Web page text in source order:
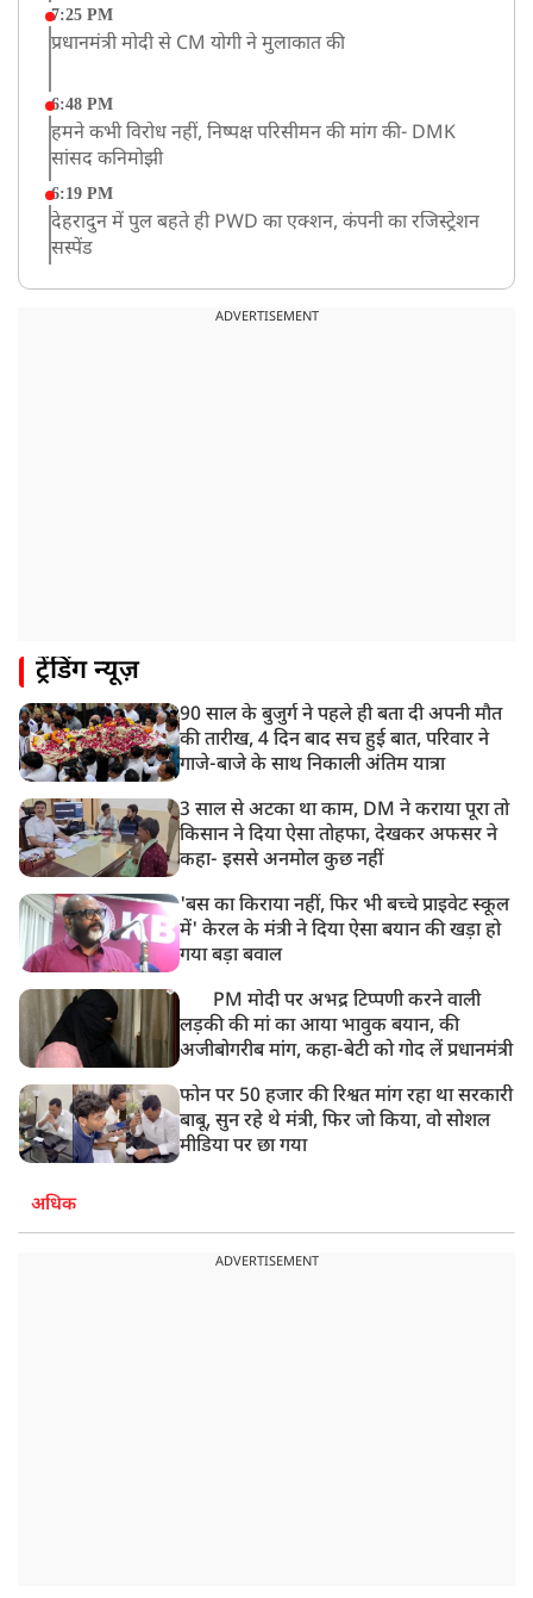
7:25 PM
प्रधानमंत्री मोदी से CM योगी ने मुलाकात की
6:48 PM
हमने कभी विरोध नहीं, निष्पक्ष परिसीमन की मांग की- DMK
सांसद कनिमोझी
6:19 PM
देहरादुन में पुल बहते ही PWD का एक्शन, कंपनी का रजिस्ट्रेशन
सस्पेंड
खराब मौसम की चेतावनी के कारण अमरनाथ यात्रा स्थगित
असम बाढ़: 13 जिलों में 15 लाख से ज्यादा लोग प्रभावित, मृतकों
10:21 AM
हिमाचल के चंबा में बड़ा सड़क हादसा, 7 यात्रियों की मौत; 11
घायल
ADVERTISEMENT
ट्रेंडिंग न्यूज़
90 साल के बुजुर्ग ने पहले ही बता दी अपनी मौत
की तारीख, 4 दिन बाद सच हुई बात, परिवार ने
गाजे-बाजे के साथ निकाली अंतिम यात्रा
3 साल से अटका था काम, DM ने कराया पूरा तो
किसान ने दिया ऐसा तोहफा, देखकर अफसर ने
कहा- इससे अनमोल कुछ नहीं
'बस का किराया नहीं, फिर भी बच्चे प्राइवेट स्कूल
में' केरल के मंत्री ने दिया ऐसा बयान की खड़ा हो
गया बड़ा बवाल
PM मोदी पर अभद्र टिप्पणी करने वाली
लड़की की मां का आया भावुक बयान, की
अजीबोगरीब मांग, कहा-बेटी को गोद लें प्रधानमंत्री
फोन पर 50 हजार की रिश्वत मांग रहा था सरकारी
बाबू, सुन रहे थे मंत्री, फिर जो किया, वो सोशल
मीडिया पर छा गया
अधिक
ADVERTISEMENT